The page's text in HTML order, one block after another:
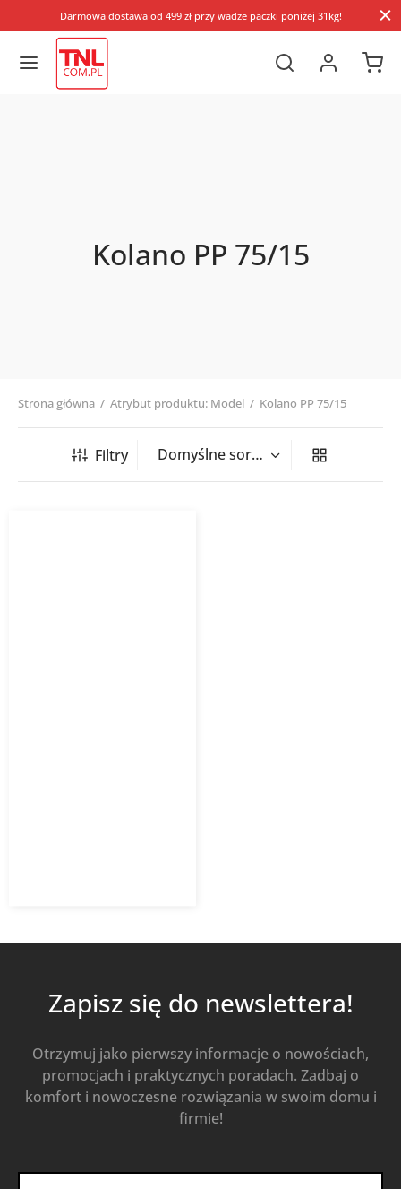
Darmowa dostawa od 499 zł przy wadze paczki poniżej 31kg!
Kolano PP 75/15
Strona główna / Atrybut produktu: Model / Kolano PP 75/15
Filtry
Zapisz się do newslettera!
Otrzymuj jako pierwszy informacje o nowościach,
promocjach i praktycznych poradach. Zadbaj o
komfort i nowoczesne rozwiązania w swoim domu i
firmie!